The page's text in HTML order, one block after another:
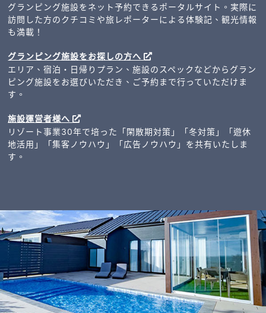
グランピング施設をネット予約できるポータルサイト。実際に
訪問した方のクチコミや旅レポーターによる体験記、観光情報
も満載！
グランピング施設をお探しの方へ
エリア、宿泊・日帰りプラン、施設のスペックなどからグラン
ピング施設をお選びいただき、ご予約まで行っていただけま
す。
施設運営者様へ
リゾート事業30年で培った「閑散期対策」「冬対策」「遊休
地活用」「集客ノウハウ」「広告ノウハウ」を共有いたしま
す。